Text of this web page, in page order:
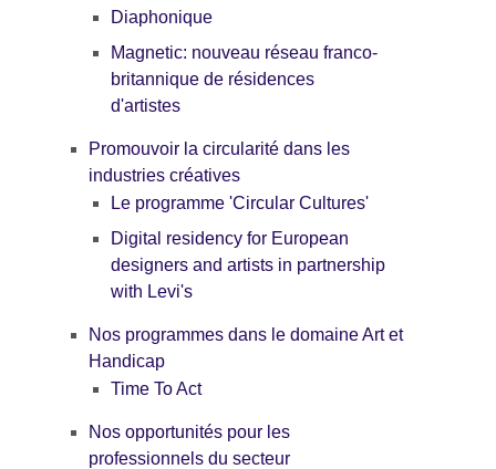
Diaphonique
Magnetic: nouveau réseau franco-
britannique de résidences
d'artistes
Promouvoir la circularité dans les
industries créatives
Le programme 'Circular Cultures'
Digital residency for European
designers and artists in partnership
with Levi's
Nos programmes dans le domaine Art et
Handicap
Time To Act
Nos opportunités pour les
professionnels du secteur